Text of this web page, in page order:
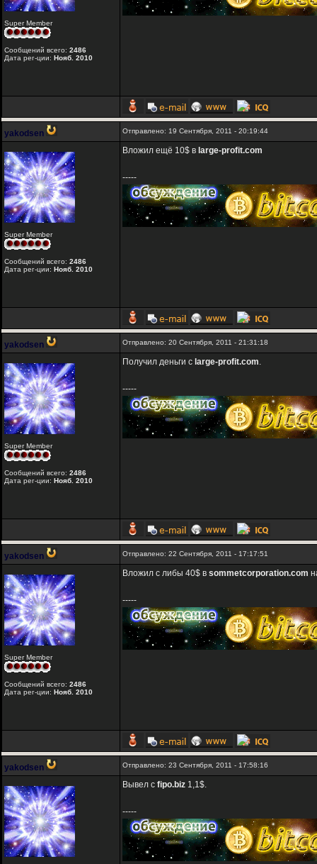
Super Member
Сообщений всего: 2486
Дата рег-ции: Нояб. 2010
yakodsen Отправлено: 19 Сентября, 2011 - 20:19:44
Super Member
Сообщений всего: 2486
Дата рег-ции: Нояб. 2010
Вложил ещё 10$ в large-profit.com
-----
yakodsen Отправлено: 20 Сентября, 2011 - 21:31:18
Super Member
Сообщений всего: 2486
Дата рег-ции: Нояб. 2010
Получил деньги с large-profit.com.
-----
yakodsen Отправлено: 22 Сентября, 2011 - 17:17:51
Super Member
Сообщений всего: 2486
Дата рег-ции: Нояб. 2010
Вложил с либы 40$ в sommetcorporation.com
-----
yakodsen Отправлено: 23 Сентября, 2011 - 17:58:16
Вывел с fipo.biz 1,1$.
-----